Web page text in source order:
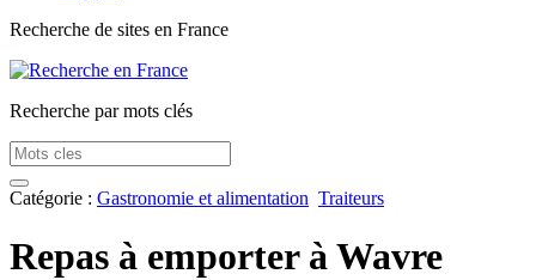
Recherche de sites en France
Recherche par mots clés
Catégorie : Gastronomie et alimentation Traiteurs
Repas à emporter à Wavre